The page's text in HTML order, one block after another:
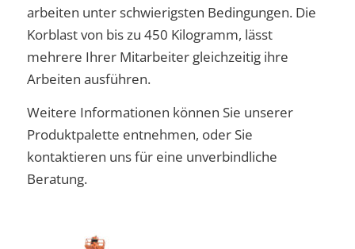
arbeiten unter schwierigsten Bedingungen. Die
Korblast von bis zu 450 Kilogramm, lässt
mehrere Ihrer Mitarbeiter gleichzeitig ihre
Arbeiten ausführen.
Weitere Informationen können Sie unserer
Produktpalette entnehmen, oder Sie
kontaktieren uns für eine unverbindliche
Beratung.